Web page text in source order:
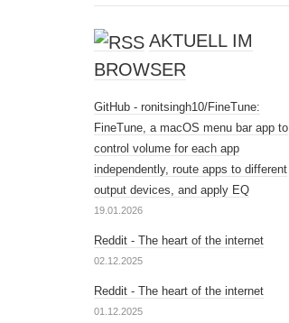
AKTUELL IM
BROWSER
GitHub - ronitsingh10/FineTune:
FineTune, a macOS menu bar app to
control volume for each app
independently, route apps to different
output devices, and apply EQ
19.01.2026
Reddit - The heart of the internet
02.12.2025
Reddit - The heart of the internet
01.12.2025